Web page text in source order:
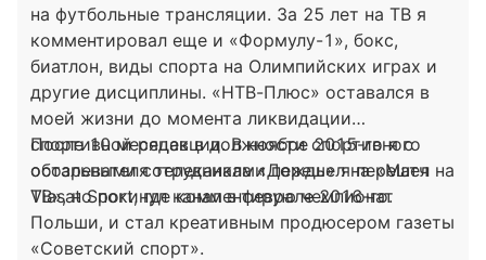
на футбольные трансляции. За 25 лет на ТВ я
комментировал еще и «Формулу-1», бокс,
биатлон, виды спорта на Олимпийских играх и
другие дисциплины. «НТВ-Плюс» оставался в
моей жизни до момента ликвидации
спортивной редакции. В ноябре 2015-го я с
остальными сотрудниками перешел на «Матч
ТВ», но покинул канал в феврале 2016-го.
После 10 месяцев в должности спортивного
обозревателя телеканала «Дождь» я перешел на
Viasat Sport, где комментирую чемпионат
Польши, и стал креативным продюсером газеты
«Советский спорт».